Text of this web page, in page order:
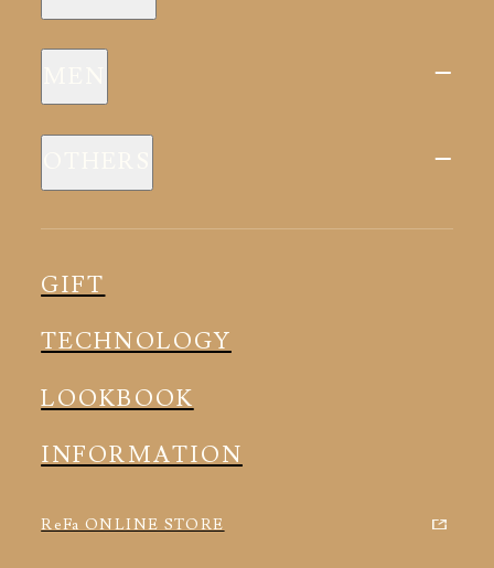
新商品
全ての商品
スリープウェア
ルームウェア
アクセサリー
新商品
スリープウェア
ルームウェア
アクセサリー
GIFT
TECHNOLOGY
LOOKBOOK
INFORMATION
ReFa ONLINE STORE